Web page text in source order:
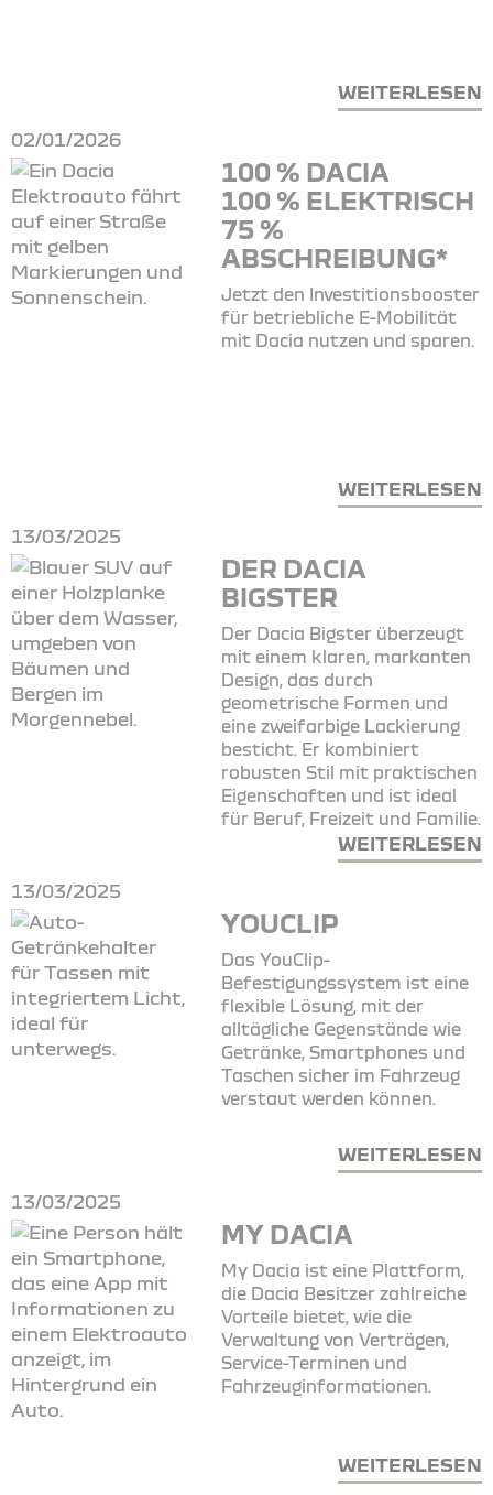
WEITERLESEN
02/01/2026
100 % DACIA
100 % ELEKTRISCH
75 %
ABSCHREIBUNG*
Jetzt den Investitionsbooster
für betriebliche E-Mobilität
mit Dacia nutzen und sparen.
WEITERLESEN
13/03/2025
DER DACIA
BIGSTER
Der Dacia Bigster überzeugt
mit einem klaren, markanten
Design, das durch
geometrische Formen und
eine zweifarbige Lackierung
besticht. Er kombiniert
robusten Stil mit praktischen
Eigenschaften und ist ideal
für Beruf, Freizeit und Familie.
WEITERLESEN
13/03/2025
YOUCLIP
Das YouClip-
Befestigungssystem ist eine
flexible Lösung, mit der
alltägliche Gegenstände wie
Getränke, Smartphones und
Taschen sicher im Fahrzeug
verstaut werden können.
WEITERLESEN
13/03/2025
MY DACIA
My Dacia ist eine Plattform,
die Dacia Besitzer zahlreiche
Vorteile bietet, wie die
Verwaltung von Verträgen,
Service-Terminen und
Fahrzeuginformationen.
WEITERLESEN